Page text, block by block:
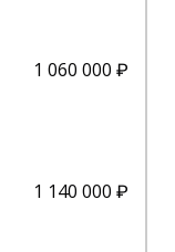
1 060 000 ₽
1 140 000 ₽